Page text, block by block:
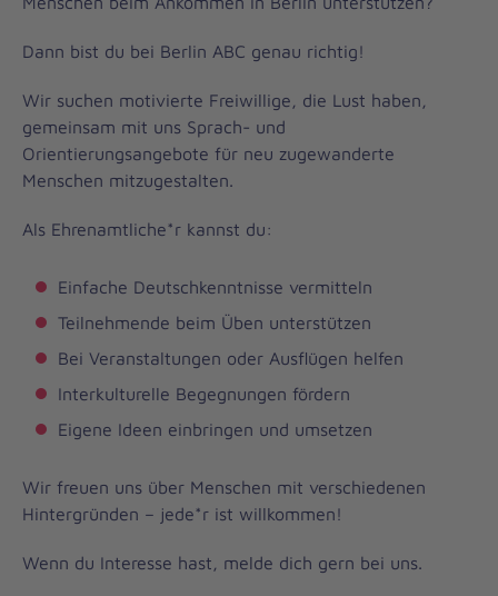
Dann bist du bei Berlin ABC genau richtig!
Wir suchen motivierte Freiwillige, die Lust haben,
gemeinsam mit uns Sprach- und
Orientierungsangebote für neu zugewanderte
Menschen mitzugestalten.
Als Ehrenamtliche*r kannst du:
Einfache Deutschkenntnisse vermitteln
Teilnehmende beim Üben unterstützen
Bei Veranstaltungen oder Ausflügen helfen
Interkulturelle Begegnungen fördern
Eigene Ideen einbringen und umsetzen
Wir freuen uns über Menschen mit verschiedenen
Hintergründen – jede*r ist willkommen!
Wenn du Interesse hast, melde dich gern bei uns.